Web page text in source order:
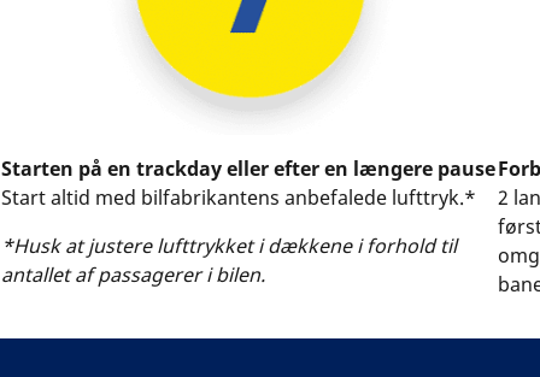
Starten på en trackday eller efter en længere pause
Start altid med bilfabrikantens anbefalede lufttryk.*
*Husk at justere lufttrykket i dækkene i forhold til
antallet af passagerer i bilen.
2